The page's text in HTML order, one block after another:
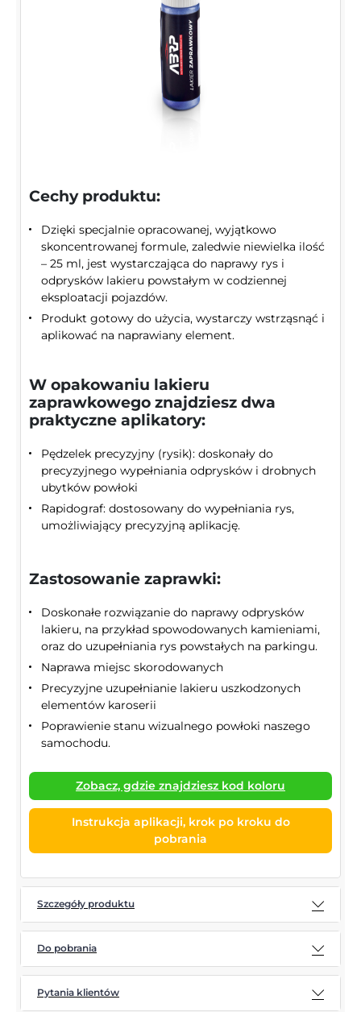
Cechy produktu:
Dzięki specjalnie opracowanej, wyjątkowo
skoncentrowanej formule, zaledwie niewielka ilość
– 25 ml, jest wystarczająca do naprawy rys i
odprysków lakieru powstałym w codziennej
eksploatacji pojazdów.
Produkt gotowy do użycia, wystarczy wstrząsnąć i
aplikować na naprawiany element.
W opakowaniu lakieru
zaprawkowego znajdziesz dwa
praktyczne aplikatory:
Pędzelek precyzyjny (rysik): doskonały do
precyzyjnego wypełniania odprysków i drobnych
ubytków powłoki
Rapidograf: dostosowany do wypełniania rys,
umożliwiający precyzyjną aplikację.
Zastosowanie zaprawki:
Doskonałe rozwiązanie do naprawy odprysków
lakieru, na przykład spowodowanych kamieniami,
oraz do uzupełniania rys powstałych na parkingu.
Naprawa miejsc skorodowanych
Precyzyjne uzupełnianie lakieru uszkodzonych
elementów karoserii
Poprawienie stanu wizualnego powłoki naszego
samochodu.
Zobacz, gdzie znajdziesz kod koloru
Instrukcja aplikacji, krok po kroku do
pobrania
Szczegóły produktu
Do pobrania
Pytania klientów